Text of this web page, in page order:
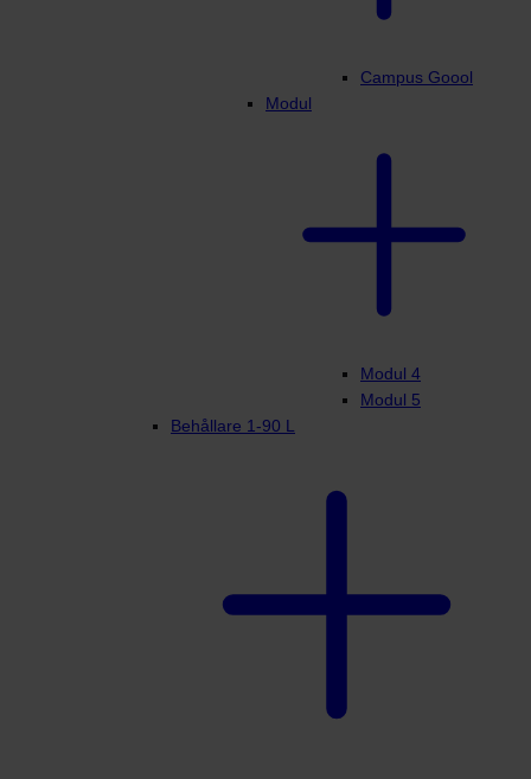
Campus Goool
Modul
Modul 4
Modul 5
Behållare 1-90 L